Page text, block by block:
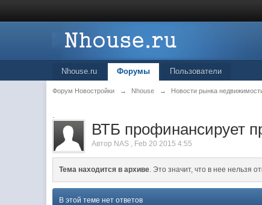
Nhouse.ru Форумы Пользователи
Форум Новостройки → Nhouse → Новости рынка
.
ВТБ профинансирует
Автор NAS , Feb 20 2015 4:55
Тема находится в архиве. Это значит, что в нее нельзя
В этой теме нет ответов